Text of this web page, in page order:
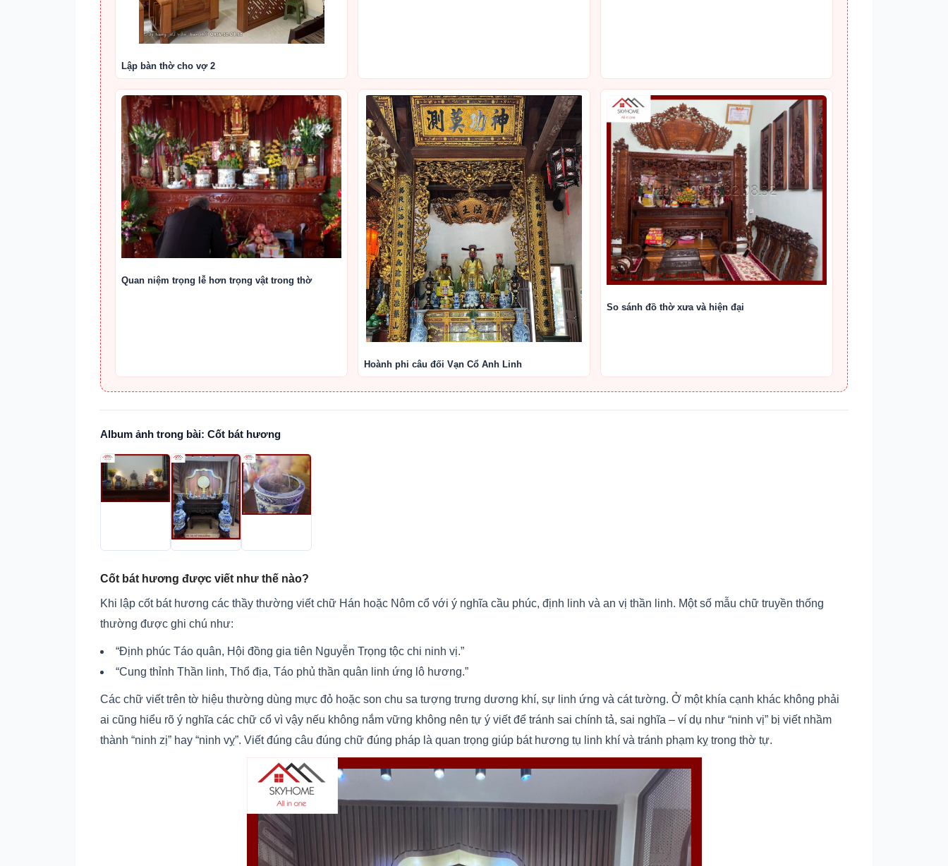
Lập bàn thờ cho vợ 2
Quan niệm trọng lễ hơn trọng vật trong thờ
Hoành phi câu đối Vạn Cổ Anh Linh
So sánh đồ thờ xưa và hiện đại
Album ảnh trong bài: Cốt bát hương
Cốt bát hương được viết như thế nào?
Khi lập cốt bát hương các thầy thường viết chữ Hán hoặc Nôm cổ với ý nghĩa cầu phúc, định linh và an vị thần linh. Một số mẫu chữ truyền thống
thường được ghi chú như:
“Định phúc Táo quân, Hội đồng gia tiên Nguyễn Trọng tộc chi ninh vị.”
“Cung thỉnh Thần linh, Thổ địa, Táo phủ thần quân linh ứng lô hương.”
Các chữ viết trên tờ hiệu thường dùng mực đỏ hoặc son chu sa tượng trưng dương khí, sự linh ứng và cát tường. Ở một khía cạnh khác không phải
ai cũng hiểu rõ ý nghĩa các chữ cổ vì vậy nếu không nắm vững không nên tự ý viết để tránh sai chính tả, sai nghĩa – ví dụ như “ninh vị” bị viết nhầm
thành “ninh zị” hay “ninh vỵ”. Viết đúng câu đúng chữ đúng pháp là quan trọng giúp bát hương tụ linh khí và tránh phạm kỵ trong thờ tự.